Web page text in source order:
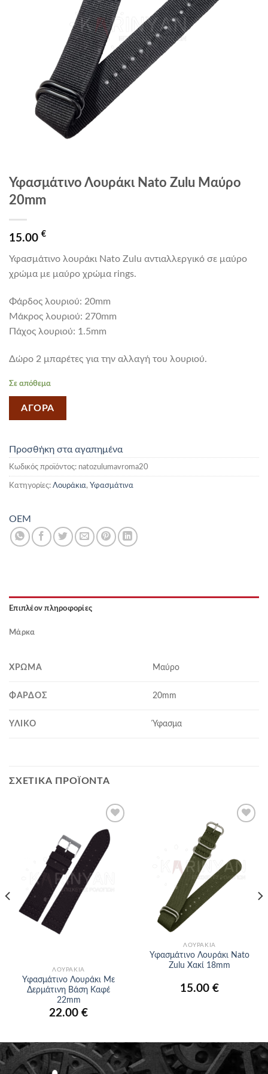
Υφασμάτινο Λουράκι Nato Zulu Μαύρο
20mm
15.00 €
Υφασμάτινο λουράκι Nato Zulu αντιαλλεργικό σε μαύρο
χρώμα με μαύρο χρώμα rings.
Φάρδος λουριού: 20mm
Mάκρος λουριού: 270mm
Πάχος λουριού: 1.5mm
Δώρο 2 μπαρέτες για την αλλαγή του λουριού.
Σε απόθεμα
ΑΓΟΡΑ
Προσθήκη στα αγαπημένα
Κωδικός προϊόντος: natozulumavroma20
Κατηγορίες: Λουράκια, Υφασμάτινα
OEM
Επιπλέον πληροφορίες
Μάρκα
ΧΡΏΜΑ Μαύρο
ΦΆΡΔΟΣ 20mm
ΥΛΙΚΌ Ύφασμα
ΣΧΕΤΙΚΆ ΠΡΟΪΌΝΤΑ
Προσθήκη
στα
αγαπημένα
ΛΟΥΡΆΚΙΑ
Υφασμάτινο Λουράκι Με
Δερμάτινη Βάση Καφέ
22mm
22.00 €
Προσθήκη
ΛΟΥΡΆΚΙΑ
Υφασμάτινο Λουράκι Nato
Zulu Χακί 18mm
15.00 €